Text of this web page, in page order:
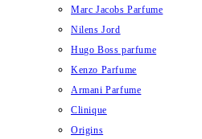
Marc Jacobs Parfume
Nilens Jord
Hugo Boss parfume
Kenzo Parfume
Armani Parfume
Clinique
Origins